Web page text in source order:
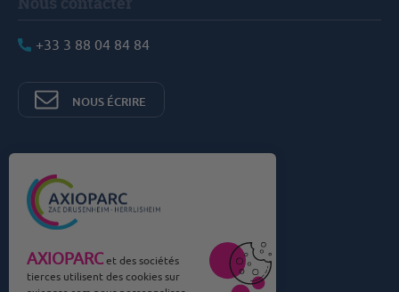
+33 3 88 04 84 84
NOUS ÉCRIRE
Tellos Immobilier
AXIOPARCet des sociétés
tierces utilisent des cookies sur